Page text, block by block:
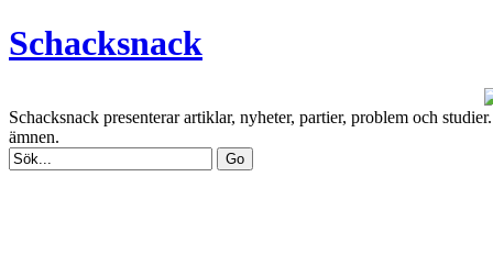
Schacksnack
Schacksnack presenterar artiklar, nyheter, partier, problem och
ämnen.